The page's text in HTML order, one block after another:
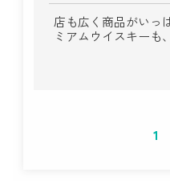
店も広く商品がいっ
ミアムウイスキーも
1